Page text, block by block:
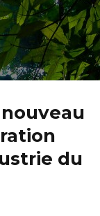
du